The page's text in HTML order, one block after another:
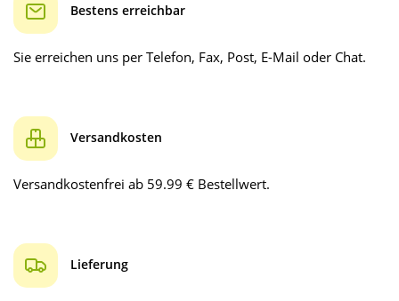
Bestens erreichbar
Sie erreichen uns per Telefon, Fax, Post, E-Mail oder Chat.
Versandkosten
Versandkostenfrei ab 59.99 € Bestellwert.
Lieferung